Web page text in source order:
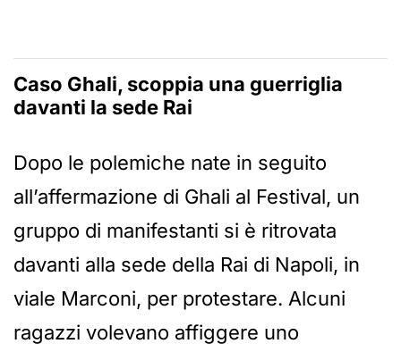
Caso Ghali, scoppia una guerriglia
davanti la sede Rai
Dopo le polemiche nate in seguito
all’affermazione di Ghali al Festival, un
gruppo di manifestanti si è ritrovata
davanti alla sede della Rai di Napoli, in
viale Marconi, per protestare. Alcuni
ragazzi volevano affiggere uno